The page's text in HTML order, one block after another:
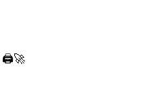
🖨️🚀